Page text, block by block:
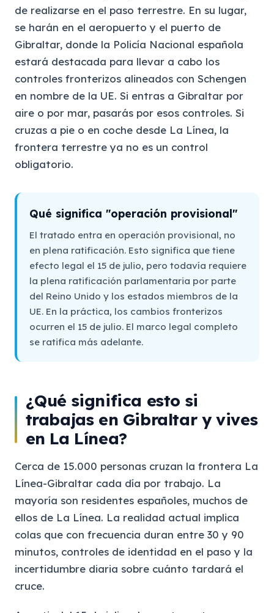
de realizarse en el paso terrestre. En su lugar,
se harán en el aeropuerto y el puerto de
Gibraltar, donde la Policía Nacional española
estará destacada para llevar a cabo los
controles fronterizos alineados con Schengen
en nombre de la UE. Si entras a Gibraltar por
aire o por mar, pasarás por esos controles. Si
cruzas a pie o en coche desde La Línea, la
frontera terrestre ya no es un control
obligatorio.
Qué significa "operación provisional"
El tratado entra en operación provisional, no
en plena ratificación. Esto significa que tiene
efecto legal el 15 de julio, pero todavía requiere
la plena ratificación parlamentaria por parte
del Reino Unido y los estados miembros de la
UE. En la práctica, los cambios fronterizos
ocurren el 15 de julio. El marco legal completo
se ratifica más adelante.
¿Qué significa esto si
trabajas en Gibraltar y vives
en La Línea?
Cerca de 15.000 personas cruzan la frontera La
Línea-Gibraltar cada día por trabajo. La
mayoría son residentes españoles, muchos de
ellos de La Línea. La realidad actual implica
colas que con frecuencia duran entre 30 y 90
minutos, controles de identidad en el paso y la
incertidumbre diaria sobre cuánto tardará el
cruce.